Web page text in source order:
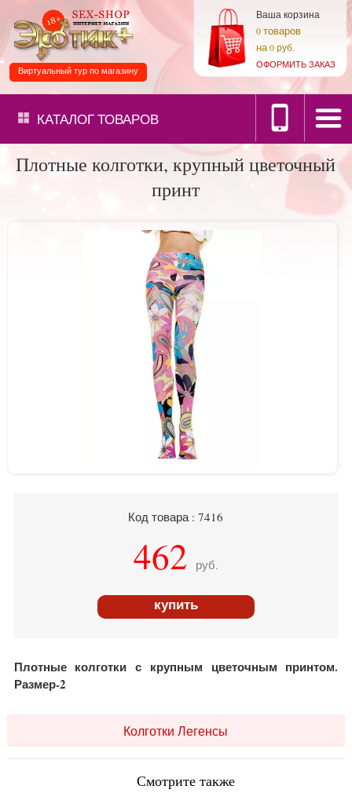
Ваша корзина
0товаров
на0 руб.
ОФОРМИТЬ ЗАКАЗ
Виртуальный тур по магазину
КАТАЛОГТОВАРОВ
Плотные колготки, крупный цветочный
принт
Код товара : 7416
462 руб.
купить
Плотные колготки с крупным цветочным принтом.
Размер-2
Колготки Легенсы
Смотрите также